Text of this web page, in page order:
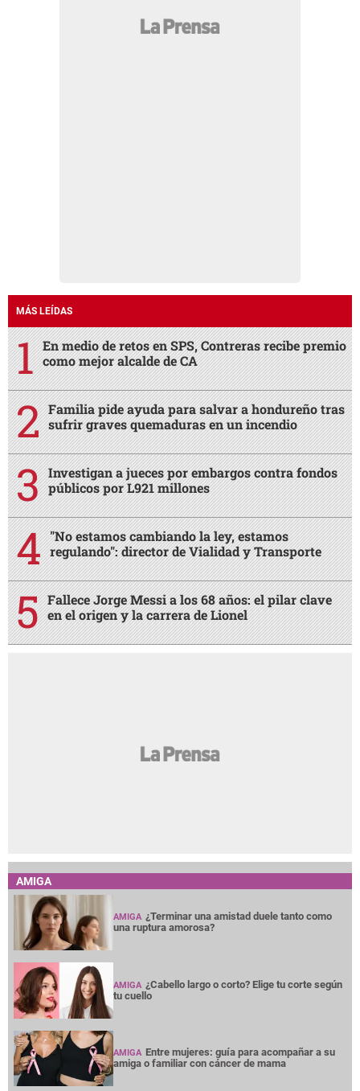
MÁS LEÍDAS
En medio de retos en SPS, Contreras recibe premio
como mejor alcalde de CA
Familia pide ayuda para salvar a hondureño tras
sufrir graves quemaduras en un incendio
Investigan a jueces por embargos contra fondos
públicos por L921 millones
"No estamos cambiando la ley, estamos
regulando": director de Vialidad y Transporte
Fallece Jorge Messi a los 68 años: el pilar clave
en el origen y la carrera de Lionel
AMIGA
AMIGA ¿Terminar una amistad duele tanto como
una ruptura amorosa?
AMIGA ¿Cabello largo o corto? Elige tu corte según
tu cuello
AMIGA Entre mujeres: guía para acompañar a su
amiga o familiar con cáncer de mama